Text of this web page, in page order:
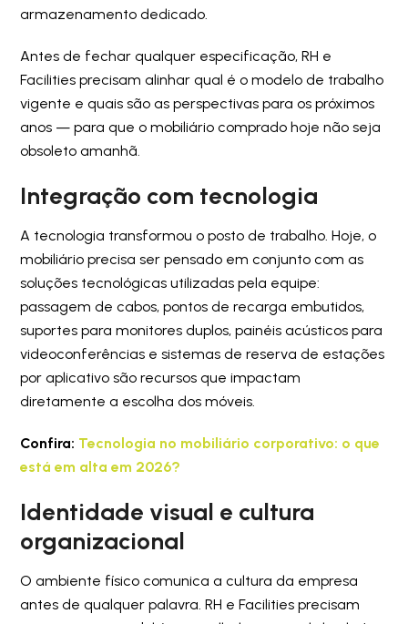
armazenamento dedicado.
Antes de fechar qualquer especificação, RH e
Facilities precisam alinhar qual é o modelo de trabalho
vigente e quais são as perspectivas para os próximos
anos — para que o mobiliário comprado hoje não seja
obsoleto amanhã.
Integração com tecnologia
A tecnologia transformou o posto de trabalho. Hoje, o
mobiliário precisa ser pensado em conjunto com as
soluções tecnológicas utilizadas pela equipe:
passagem de cabos, pontos de recarga embutidos,
suportes para monitores duplos, painéis acústicos para
videoconferências e sistemas de reserva de estações
por aplicativo são recursos que impactam
diretamente a escolha dos móveis.
Confira: Tecnologia no mobiliário corporativo: o que
está em alta em 2026?
Identidade visual e cultura
organizacional
O ambiente físico comunica a cultura da empresa
antes de qualquer palavra. RH e Facilities precisam